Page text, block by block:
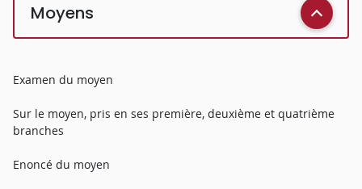
Moyens
Examen du moyen
Sur le moyen, pris en ses première, deuxième et quatrième
branches
Enoncé du moyen